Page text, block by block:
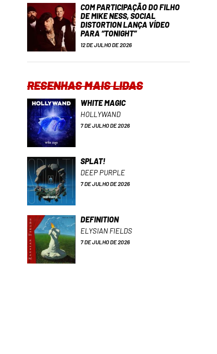
COM PARTICIPAÇÃO DO FILHO
DE MIKE NESS, SOCIAL
DISTORTION LANÇA VÍDEO
PARA “TONIGHT”
12 DE JULHO DE 2026
RESENHAS MAIS LIDAS
WHITE MAGIC
HOLLYWAND
7 DE JULHO DE 2026
SPLAT!
DEEP PURPLE
7 DE JULHO DE 2026
DEFINITION
ELYSIAN FIELDS
7 DE JULHO DE 2026